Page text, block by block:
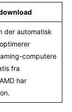
der automatisk
computere
fra
har